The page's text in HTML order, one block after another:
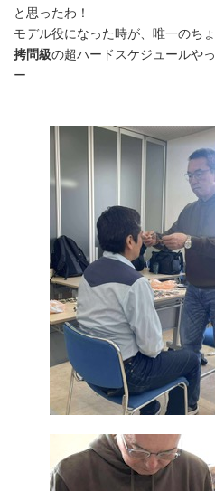
と思ったわ！
モデル役になった時が、唯一のち
拷問級の超ハードスケジュールや
ー